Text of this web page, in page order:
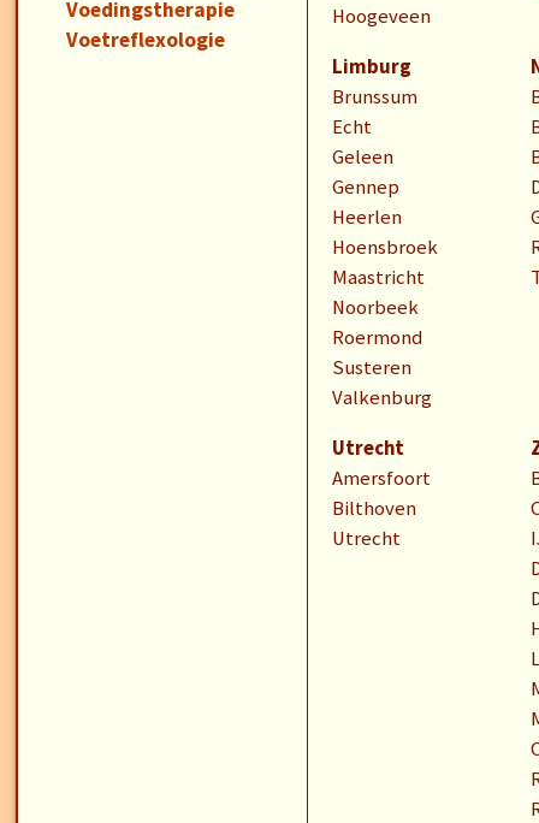
Voedingstherapie
Voetreflexologie
Hoogeveen
Limburg
Brunssum
Echt
Geleen
Gennep
Heerlen
Hoensbroek
Maastricht
Noorbeek
Roermond
Susteren
Valkenburg
Utrecht
Amersfoort
Bilthoven
Utrecht